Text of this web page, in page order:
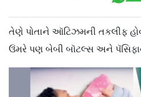
તેણે પોતાને ઑટિઝમની તકલીફ
ઉંમરે પણ બેબી બૉટલ્સ અને